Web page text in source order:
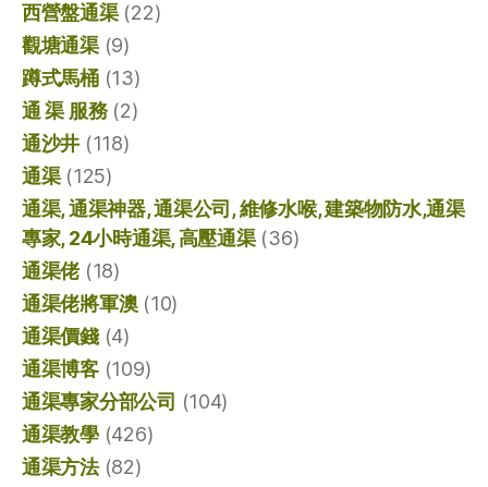
西營盤通渠(22)
觀塘通渠(9)
蹲式馬桶(13)
通 渠 服務(2)
通沙井 (118)
通渠(125)
通渠, 通渠神器, 通渠公司, 維修水喉, 建築物防水,通渠
專家, 24小時通渠, 高壓通渠(36)
通渠佬(18)
通渠佬將軍澳(10)
通渠價錢(4)
通渠博客(109)
通渠專家分部公司 (104)
通渠教學(426)
通渠方法(82)